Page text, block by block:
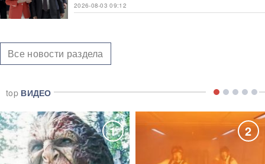
2026-08-03 09:12
Все новости раздела
top ВИДЕО
1 2